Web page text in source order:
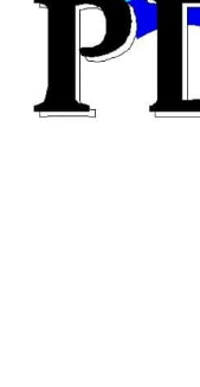
Hongrie : du
éducatives, aussi !
25 juin 2026
En Hongrie, le
Tisza "Respect et
contre le premier